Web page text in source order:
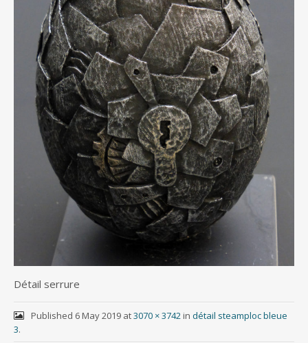
Détail serrure
Published 6 May 2019at3070 × 3742in détail steamploc bleue
3.